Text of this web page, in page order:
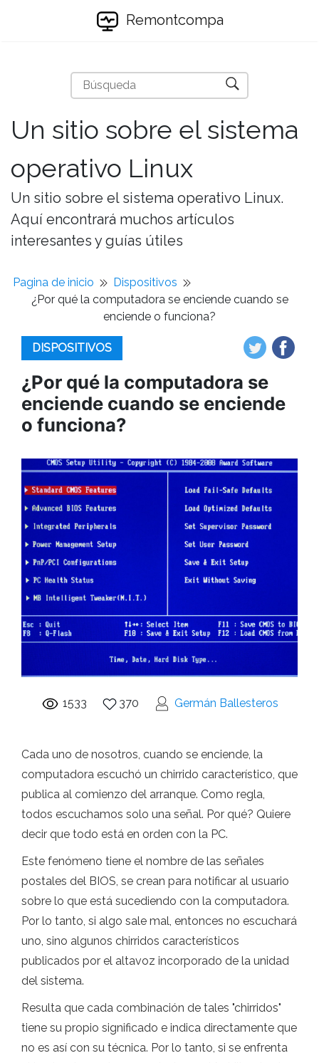
Remontcompa
Un sitio sobre el sistema
operativo Linux
Un sitio sobre el sistema operativo Linux.
Aquí encontrará muchos artículos
interesantes y guías útiles
Pagina de inicio
Dispositivos
¿Por qué la computadora se enciende cuando se
enciende o funciona?
DISPOSITIVOS
¿Por qué la computadora se
enciende cuando se enciende
o funciona?
1533 370 Germán Ballesteros
Cada uno de nosotros, cuando se enciende, la
computadora escuchó un chirrido característico, que
publica al comienzo del arranque. Como regla,
todos escuchamos solo una señal. Por qué? Quiere
decir que todo está en orden con la PC.
Este fenómeno tiene el nombre de las señales
postales del BIOS, se crean para notificar al usuario
sobre lo que está sucediendo con la computadora.
Por lo tanto, si algo sale mal, entonces no escuchará
uno, sino algunos chirridos característicos
publicados por el altavoz incorporado de la unidad
del sistema.
Resulta que cada combinación de tales "chirridos"
tiene su propio significado e indica directamente que
no es así con su técnica. Por lo tanto, si se enfrenta